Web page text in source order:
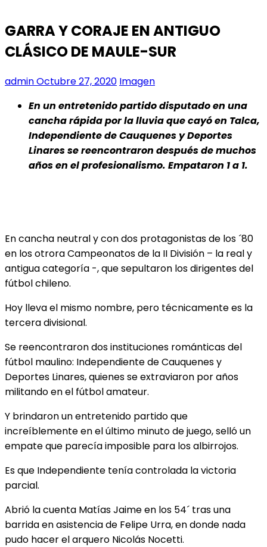
GARRA Y CORAJE EN ANTIGUO
CLÁSICO DE MAULE-SUR
adminOctubre 27, 2020 Imagen
En un entretenido partido disputado en una
cancha rápida por la lluvia que cayó en Talca,
Independiente de Cauquenes y Deportes
Linares se reencontraron después de muchos
años en el profesionalismo. Empataron 1 a 1.
En cancha neutral y con dos protagonistas de los ´80
en los otrora Campeonatos de la II División – la real y
antigua categoría -, que sepultaron los dirigentes del
fútbol chileno.
Hoy lleva el mismo nombre, pero técnicamente es la
tercera divisional.
Se reencontraron dos instituciones románticas del
fútbol maulino: Independiente de Cauquenes y
Deportes Linares, quienes se extraviaron por años
militando en el fútbol amateur.
Y brindaron un entretenido partido que
increíblemente en el último minuto de juego, selló un
empate que parecía imposible para los albirrojos.
Es que Independiente tenía controlada la victoria
parcial.
Abrió la cuenta Matías Jaime en los 54´ tras una
barrida en asistencia de Felipe Urra, en donde nada
pudo hacer el arquero Nicolás Nocetti.